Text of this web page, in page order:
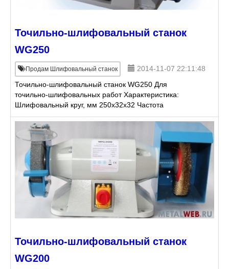
Точильно-шлифовальный станок
WG250
Продам Шлифовальный станок
2014-11-07 22:11:48
Точильно-шлифовальный станок WG250 Для
точильно-шлифовальных работ Характеристика:
Шлифовальный круг, мм 250x32x32 Частота
вращения 2950 Мощность двигателя, кВт 0,9 Цена
10 856 руб. (уточняетс
Точильно-шлифовальный станок
WG200